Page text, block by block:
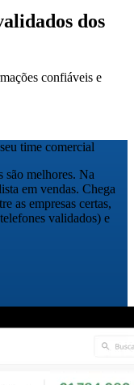
dos
confiáveis e
time comercial
são melhores. Na
em vendas. Chega
as empresas certas,
validados) e